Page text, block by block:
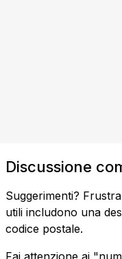
Discussione
Suggerimenti?
utili includono una
codice postale.
Fai attenzione ai